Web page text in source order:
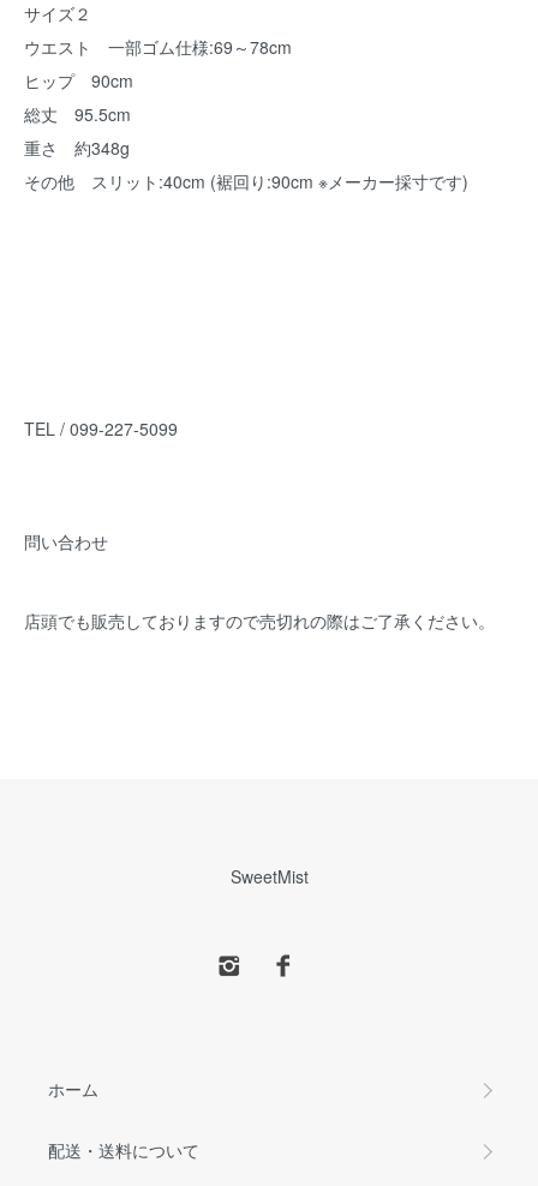
サイズ２
ウエスト 一部ゴム仕様:69～78cm
ヒップ 90cm
総丈 95.5cm
重さ 約348g
その他 スリット:40cm (裾回り:90cm ※メーカー採寸です)
TEL / 099-227-5099
問い合わせ
店頭でも販売しておりますので売切れの際はご了承ください。
SweetMist
ホーム
配送・送料について